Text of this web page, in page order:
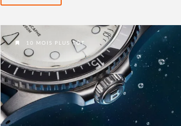
10 MOIS PLUS TÔT